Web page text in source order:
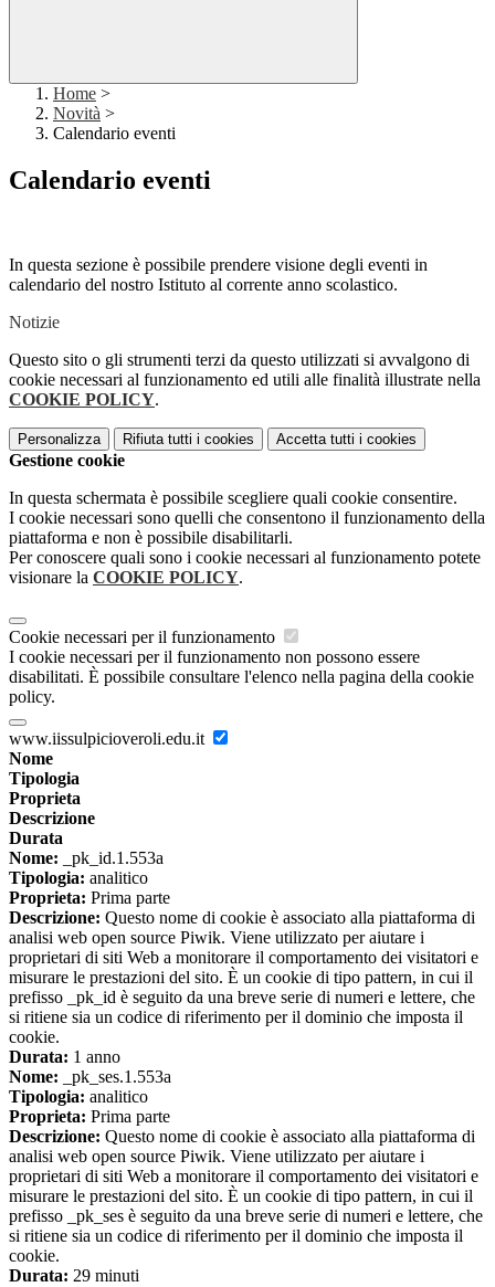
Home >
Novità >
Calendario eventi
Calendario eventi
In questa sezione è possibile prendere visione degli eventi in
calendario del nostro Istituto al corrente anno scolastico.
Notizie
Questo sito o gli strumenti terzi da questo utilizzati si avvalgono di
cookie necessari al funzionamento ed utili alle finalità illustrate nella
COOKIE POLICY.
Personalizza Rifiuta tutti i cookies Accetta tutti i cookies
Gestione cookie
In questa schermata è possibile scegliere quali cookie consentire.
I cookie necessari sono quelli che consentono il funzionamento della
piattaforma e non è possibile disabilitarli.
Per conoscere quali sono i cookie necessari al funzionamento potete
visionare la COOKIE POLICY.
Cookie necessari per il funzionamento
I cookie necessari per il funzionamento non possono essere
disabilitati. È possibile consultare l'elenco nella pagina della cookie
policy.
www.iissulpicioveroli.edu.it
Nome
Tipologia
Proprieta
Descrizione
Durata
Nome: _pk_id.1.553a
Tipologia: analitico
Proprieta: Prima parte
Descrizione: Questo nome di cookie è associato alla piattaforma di
analisi web open source Piwik. Viene utilizzato per aiutare i
proprietari di siti Web a monitorare il comportamento dei visitatori e
misurare le prestazioni del sito. È un cookie di tipo pattern, in cui il
prefisso _pk_id è seguito da una breve serie di numeri e lettere, che
si ritiene sia un codice di riferimento per il dominio che imposta il
cookie.
Durata: 1 anno
Nome: _pk_ses.1.553a
Tipologia: analitico
Proprieta: Prima parte
Descrizione: Questo nome di cookie è associato alla piattaforma di
analisi web open source Piwik. Viene utilizzato per aiutare i
proprietari di siti Web a monitorare il comportamento dei visitatori e
misurare le prestazioni del sito. È un cookie di tipo pattern, in cui il
prefisso _pk_ses è seguito da una breve serie di numeri e lettere, che
si ritiene sia un codice di riferimento per il dominio che imposta il
cookie.
Durata: 29 minuti